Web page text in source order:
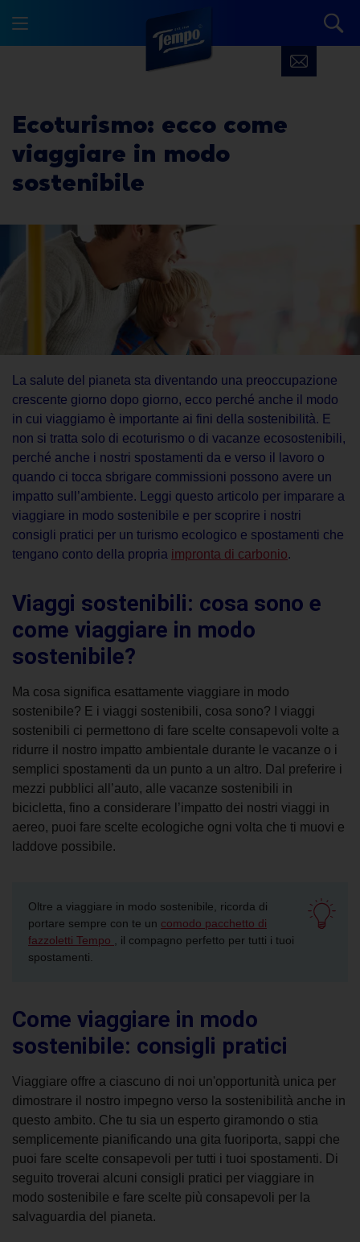
Ecoturismo: ecco come
viaggiare in modo
sostenibile
La salute del pianeta sta diventando una preoccupazione
crescente giorno dopo giorno, ecco perché anche il modo
in cui viaggiamo è importante ai fini della sostenibilità. E
non si tratta solo di ecoturismo o di vacanze ecosostenibili,
perché anche i nostri spostamenti da e verso il lavoro o
quando ci tocca sbrigare commissioni possono avere un
impatto sull’ambiente. Leggi questo articolo per imparare a
viaggiare in modo sostenibile e per scoprire i nostri
consigli pratici per un turismo ecologico e spostamenti che
tengano conto della propria impronta di carbonio.
Viaggi sostenibili: cosa sono e
come viaggiare in modo
sostenibile?
Ma cosa significa esattamente viaggiare in modo
sostenibile? E i viaggi sostenibili, cosa sono? I viaggi
sostenibili ci permettono di fare scelte consapevoli volte a
ridurre il nostro impatto ambientale durante le vacanze o i
semplici spostamenti da un punto a un altro. Dal preferire i
mezzi pubblici all’auto, alle vacanze sostenibili in
bicicletta, fino a considerare l’impatto dei nostri viaggi in
aereo, puoi fare scelte ecologiche ogni volta che ti muovi e
laddove possibile.
Oltre a viaggiare in modo sostenibile, ricorda di
portare sempre con te un comodo pacchetto di
fazzoletti Tempo , il compagno perfetto per tutti i tuoi
spostamenti.
Come viaggiare in modo
sostenibile: consigli pratici
Viaggiare offre a ciascuno di noi un'opportunità unica per
dimostrare il nostro impegno verso la sostenibilità anche in
questo ambito. Che tu sia un esperto giramondo o stia
semplicemente pianificando una gita fuoriporta, sappi che
puoi fare scelte consapevoli per tutti i tuoi spostamenti. Di
seguito troverai alcuni consigli pratici per viaggiare in
modo sostenibile e fare scelte più consapevoli per la
salvaguardia del pianeta.